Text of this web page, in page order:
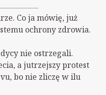
Co ja mówię, już
ochrony zdrowia.
nie ostrzegali.
a jutrzejszy protest
bo nie zliczę w ilu